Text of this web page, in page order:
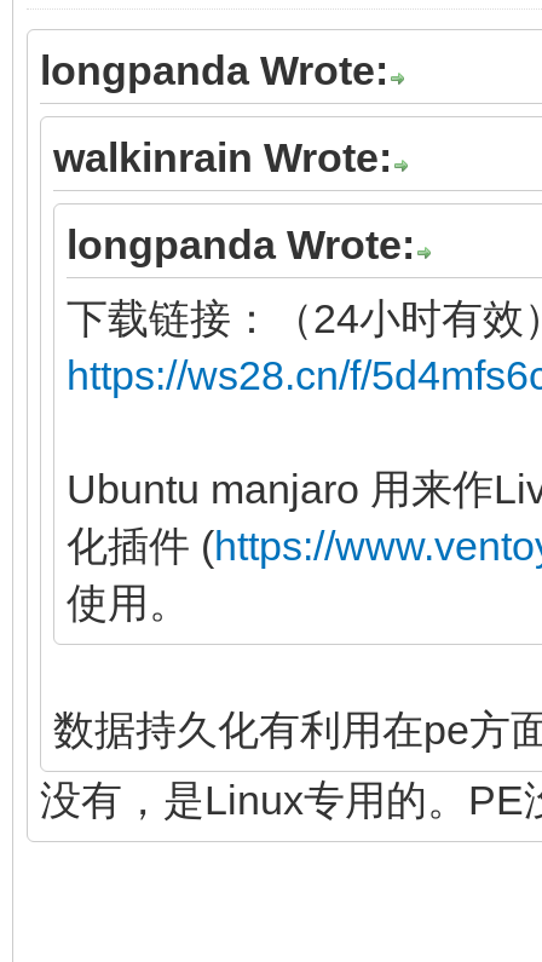
longpanda Wrote:
walkinrain Wrote:
longpanda Wrote:
下载链接：（24小时有效
https://ws28.cn/f/
Ubuntu manjaro 用来作
化插件 (https://
使用。
数据持久化有利用在pe方
没有，是Linux专用的。PE